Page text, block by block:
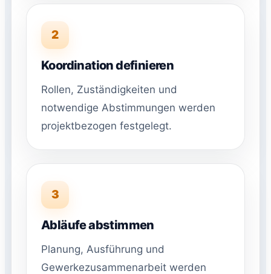
2
Koordination definieren
Rollen, Zuständigkeiten und
notwendige Abstimmungen werden
projektbezogen festgelegt.
3
Abläufe abstimmen
Planung, Ausführung und
Gewerkezusammenarbeit werden